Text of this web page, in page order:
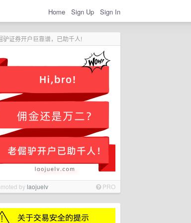
Home Sign Up Sign In
驴证券开户巨靠谱，已助千人!
bylaojuelv PRO